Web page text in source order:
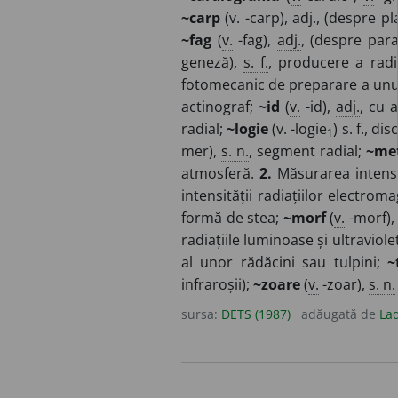
~carp (v. -carp), adj., (despre
~fag (v. -fag), adj., (despre
geneză), s. f., producere a
fotomecanic de preparare a
actinograf; ~id (v. -id), adj., cu
radial;~logie(v. -logie1) s. f.,
mer), s. n., segment radial;
atmosferă. 2. Măsurarea
intensității radiațiilor
formă de stea; ~morf(v. -morf),
radiațiile luminoase și
al unor rădăcini sau tulpini;
infraroșii); ~zoare(v. -zoar), s. n.
sursa: DETS (1987) adăugată de